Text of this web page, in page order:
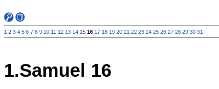
1 2 3 4 5 6 7 8 9 10 11 12 13 14 15 16 17 18 19 20 21 22 23 24 25 26 27 28 29 30 31
1.Samuel 16